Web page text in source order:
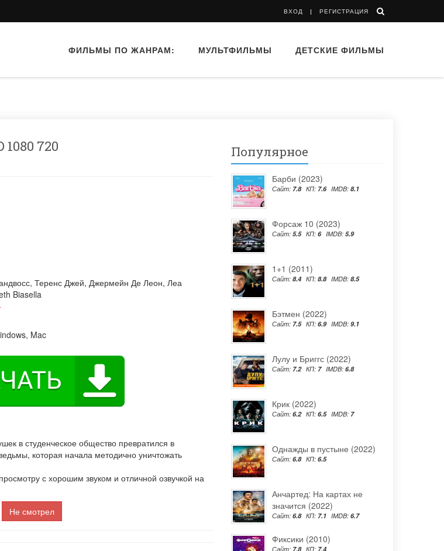
ВХОД РЕГИСТРАЦИЯ
ФИЛЬМЫ ПО ЖАНРАМ: МУЛЬТФИЛЬМЫ ДЕТСКИЕ ФИЛЬМЫ
720
, Теренс Джей, Джермейн Де Леон, Леа
Biasella
Mac
в студенческое общество превратился в
которая начала методично уничтожать
с хорошим звуком и отличной озвучкой на
Не смотрел
Популярное
Барби (2023)
Сайт: 7.8 КП: 7.6 IMDB: 8.1
Форсаж 10 (2023)
Сайт: 5.5 КП: 6 IMDB: 5.9
1+1 (2011)
Сайт: 8.4 КП: 8.8 IMDB: 8.5
Бэтмен (2022)
Сайт: 7.5 КП: 6.9 IMDB: 9.1
Лулу и Бриггс (2022)
Сайт: 7.2 КП: 7 IMDB: 6.8
Крик (2022)
Сайт: 6.2 КП: 6.5 IMDB: 7
Однажды в пустыне (2022)
Сайт: 6.8 КП: 6.5
Анчартед: На картах не
значится (2022)
Сайт: 6.8 КП: 7.1 IMDB: 6.7
Фиксики (2010)
Сайт: 7.8 КП: 7.4